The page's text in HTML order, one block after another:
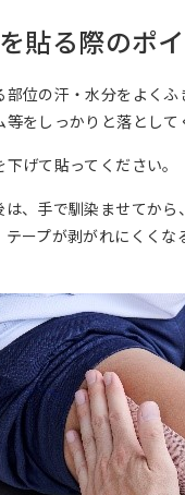
貼る際のポ
位の汗・水分をよくふ
をしっかりと落として
げて貼ってください。
、手で馴染ませてから
テープが剥がれにくく